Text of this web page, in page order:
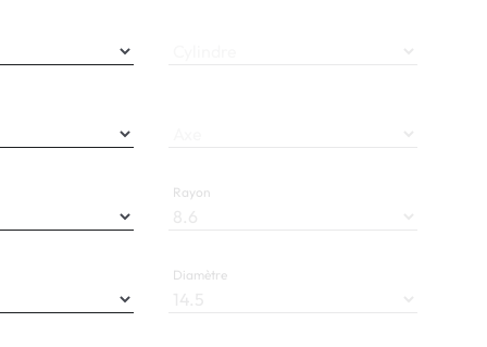
Rayon
Diamètre